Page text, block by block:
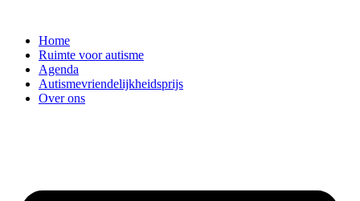
inhoud
Home
Ruimte voor autisme
Agenda
Autismevriendelijkheidsprijs
Over ons